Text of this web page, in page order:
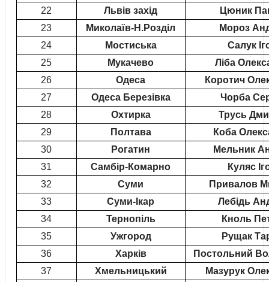
22
Львів захід
Цюник
23
Миколаїв-Н.Розділ
Мороз
24
Мостиська
Салук
25
Мукачево
Ліба
26
Одеса
Коротич
27
Одеса Березівка
Чорба
28
Охтирка
Трусь
29
Полтава
Коба
30
Рогатин
Мельник
31
Самбір-Комарно
Куляс
32
Суми
Привалов
33
Суми-Ікар
Лебідь
34
Тернопіль
Кноль
35
Ужгород
Рущак
36
Харків
Постольний
37
Хмельницький
Мазурук